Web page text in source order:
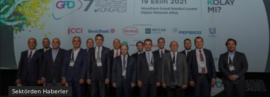
Sektörden Haberler